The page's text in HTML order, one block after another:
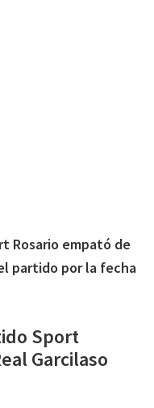
Rosario empató de
partido por la fecha
Sport
Garcilaso